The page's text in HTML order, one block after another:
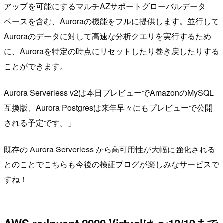
アップを可能にするマルチAZサポートグローバルデータ
ベースを含む、Auroraの機能をフルに提供します。並行して
Auroraのデータに対して高速な分析クエリを実行するため
に、Auroraを特定の時点にリセットしたり巻き戻したりする
ことができます。
Aurora Serverless v2は本日プレビューでAmazonのMySQL
互換版、Aurora Postgresは来年早々にもプレビューで公開
される予定です。」
既存の Aurora Serverless から高可用性が大幅に強化される
とのことでこちらも今後の検証ブログが楽しみなサービスで
すね！